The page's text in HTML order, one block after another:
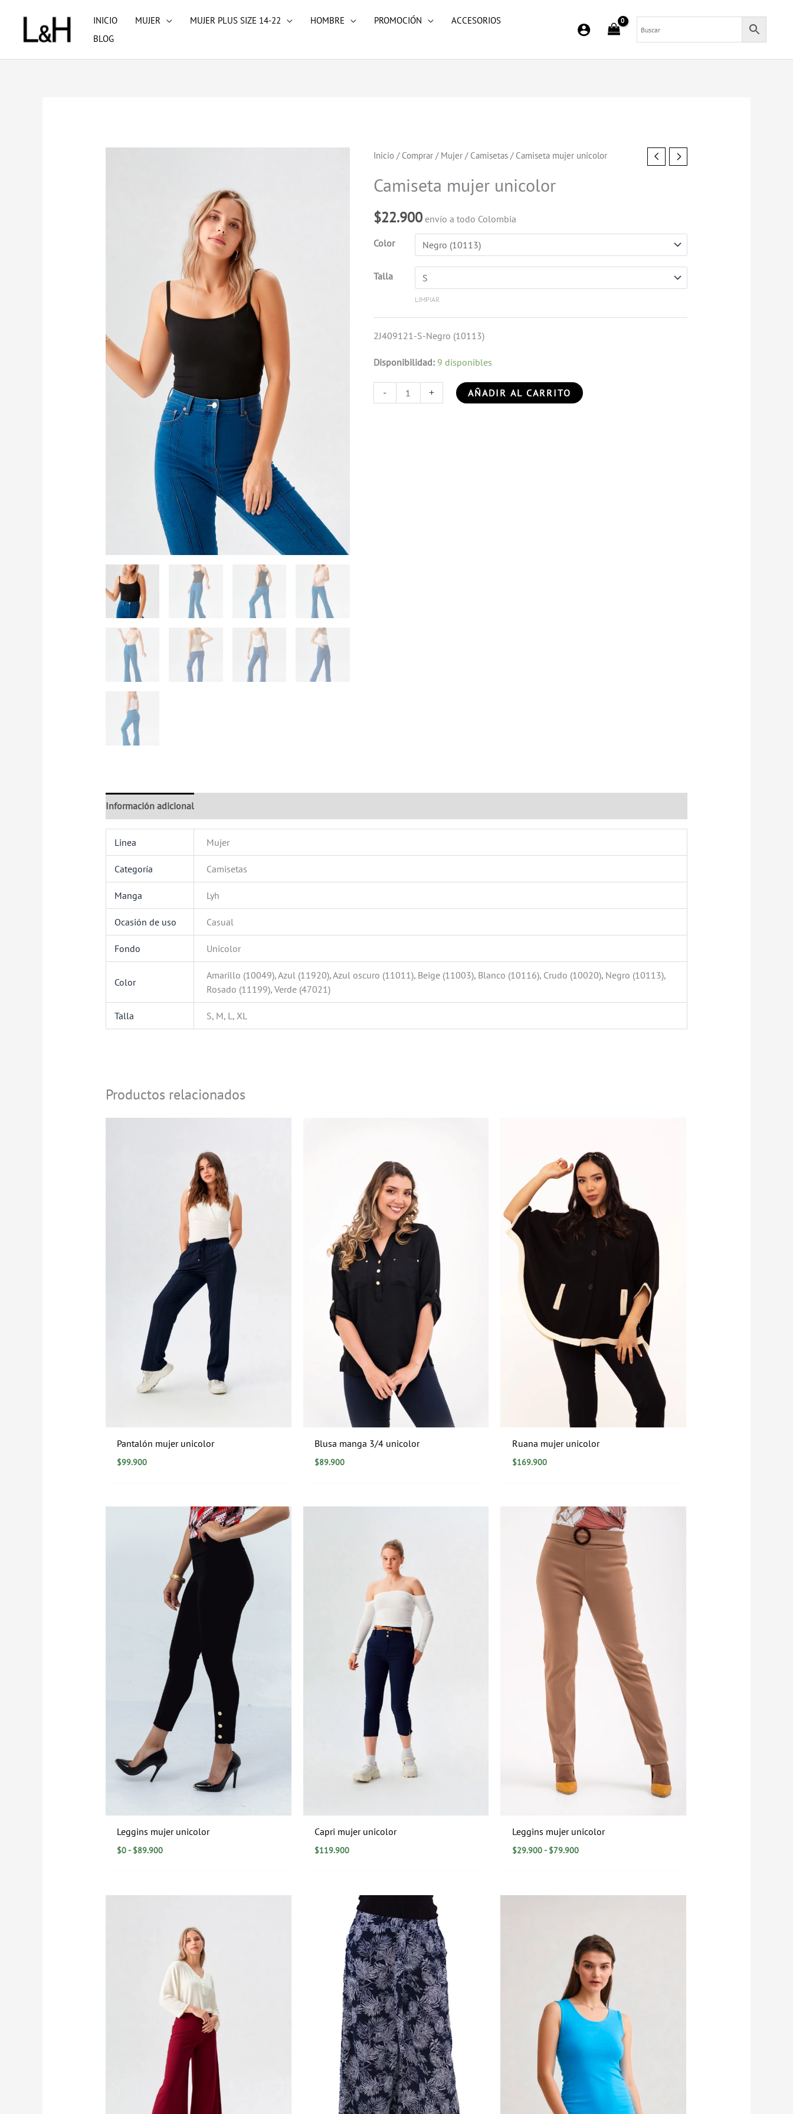
contenido
INICIO MUJER MUJER PLUS SIZE 14-22 HOMBRE PROMOCIÓN
ACCESORIOS
BLOG
Inicio/ Comprar/ Mujer/ Camisetas/ Camiseta mujer unicolor
Camiseta mujer unicolor
$22.900 envío a todo Colombia
Color
Talla
LIMPIAR
2J409121-S-Negro (10113)
Disponibilidad: 9 disponibles
-
Camiseta
unicolor
+ AÑADIR AL CARRITO
Información adicional
Linea Mujer
Categoría Camisetas
Manga Lyh
Ocasión de uso Casual
Fondo Unicolor
Color
Amarillo (10049), Azul (11920), Azul oscuro (11011), Beige (11003), Blanco (10116), Crudo (10020), Negro (10113),
Rosado (11199), Verde (47021)
Talla S, M, L, XL
Productos relacionados
Pantalón mujer unicolor
$99.900
Blusa manga 3/4 unicolor
$89.900
Ruana mujer unicolor
$169.900
Leggins mujer unicolor
$0- $89.900
precios:
desde
hasta
$89.900
Capri mujer unicolor
$119.900
Leggins mujer unicolor
$29.900- $79.900
Rango
de
precios:
desde
$29.900
$79.900
desde
$99.900
hasta
$109.900